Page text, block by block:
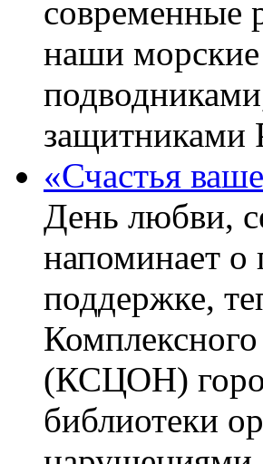
современные
наши
«Счастья
День любви,
напоминает о
поддержке,
(КСЦОН)
библиотеки